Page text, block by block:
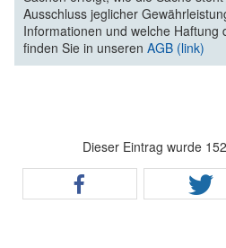
Ausschluss jeglicher
Informationen und welche Haftung
finden Sie in unseren AGB (link)
Dieser Eintrag wurde